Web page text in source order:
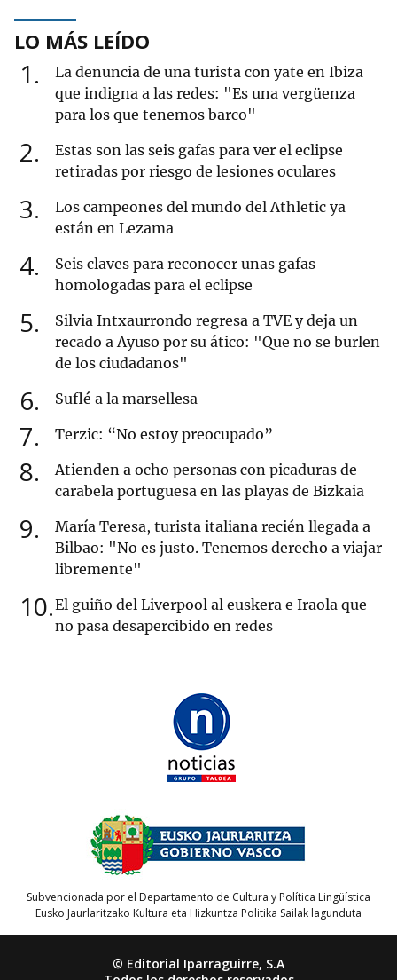
LO MÁS LEÍDO
1
La denuncia de una turista con yate en Ibiza
que indigna a las redes: "Es una vergüenza
para los que tenemos barco"
2
Estas son las seis gafas para ver el eclipse
retiradas por riesgo de lesiones oculares
3
Los campeones del mundo del Athletic ya
están en Lezama
4
Seis claves para reconocer unas gafas
homologadas para el eclipse
5
Silvia Intxaurrondo regresa a TVE y deja un
recado a Ayuso por su ático: "Que no se burlen
de los ciudadanos"
6 Suflé a la marsellesa
7 Terzic: “No estoy preocupado”
8
Atienden a ocho personas con picaduras de
carabela portuguesa en las playas de Bizkaia
9
María Teresa, turista italiana recién llegada a
Bilbao: "No es justo. Tenemos derecho a viajar
libremente"
10 El guiño del Liverpool al euskera e Iraola que
no pasa desapercibido en redes
Subvencionada por el Departamento de Cultura y Política Lingüística
Eusko Jaurlaritzako Kultura eta Hizkuntza Politika Sailak lagunduta
© Editorial Iparraguirre, S.A